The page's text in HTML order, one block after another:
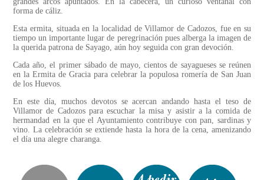
forma de cáliz.
Esta ermita, situada en la localidad de Villamor de Cadozos, fue en su
tiempo un importante lugar de peregrinación pues alberga la imagen de
la querida patrona de Sayago, aún hoy seguida con gran devoción.
Cada año, el primer sábado de mayo, cientos de sayagueses se reúnen
en la Ermita de Gracia para celebrar la populosa romería de San Juan
de los Huevos.
En este día, muchos devotos se acercan andando hasta el teso de
Villamor de Cadozos para escuchar la misa y asistir a la comida de
hermandad en la que el Ayuntamiento contribuye con pan, sardinas y
vino. La celebración se extiende hasta la hora de la cena, amenizando
el día una alegre charanga.